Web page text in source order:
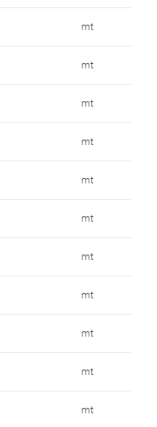
mt
mt
mt
mt
mt
mt
mt
mt
mt
mt
mt